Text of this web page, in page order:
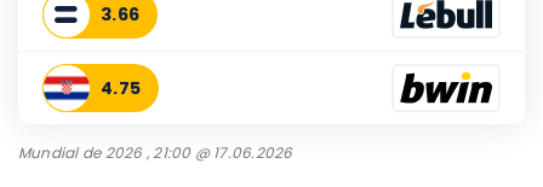
3.66
4.75
Mundial de 2026 , 21:00 @ 17.06.2026